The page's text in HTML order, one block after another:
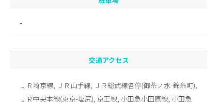
-
交通アクセス
ＪＲ埼京線, ＪＲ山手線, ＪＲ総武線各停(御茶ノ水-錦糸町),
ＪＲ中央本線(東京-塩尻), 京王線, 小田急小田原線, 小田急